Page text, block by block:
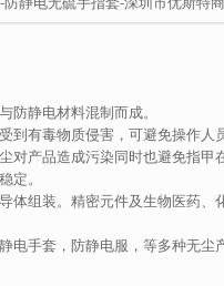
静电材料混制而成。
到有毒物质侵害，可避免操作
对产品造成污染同时也避免指
定。
体组装。精密元件及生物医药
手套，防静电服，等多种无尘